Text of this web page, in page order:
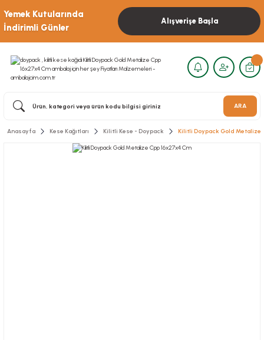
Yemek Kutularında
İndirimli Günler
Alışverişe Başla
ARA
Anasayfa Kese Kağıtları Kilitli Kese - Doypack Kilitli Doypack Gold Metalize